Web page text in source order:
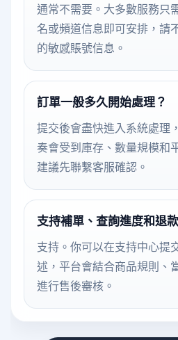
通常不需要。大多數服務只
名或頻道信息即可安排，請
的敏感賬號信息。
訂單一般多久開始處理？
提交後會盡快進入系統處理
奏會受到庫存、數量規模和
建議先聯繫客服確認。
支持補單、查詢進度和退
支持。你可以在支持中心提
述，平台會結合商品規則、
進行售後審核。